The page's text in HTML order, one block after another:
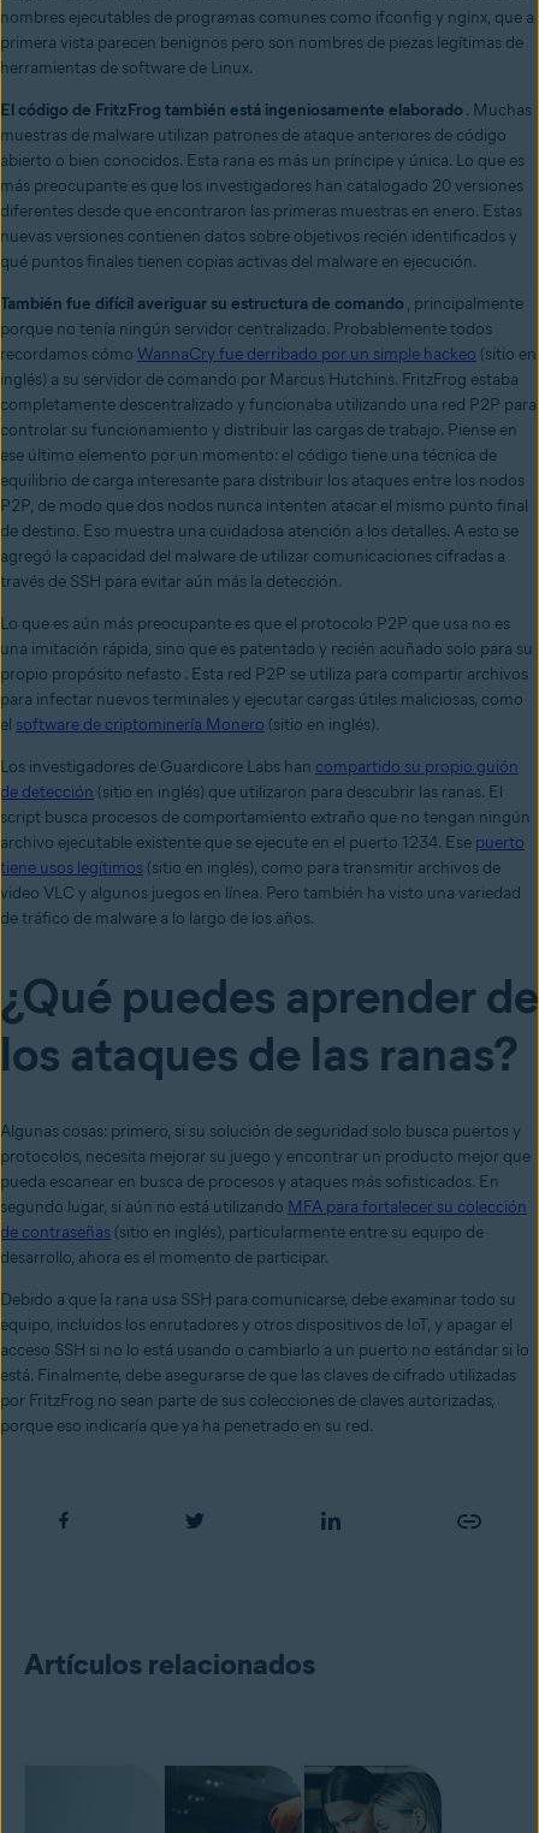
nombres ejecutables de programas comunes como ifconfig y nginx, que a
primera vista parecen benignos pero son nombres de piezas legítimas de
herramientas de software de Linux.
El código de FritzFrog también está ingeniosamente elaborado . Muchas
muestras de malware utilizan patrones de ataque anteriores de código
abierto o bien conocidos. Esta rana es más un príncipe y única. Lo que es
más preocupante es que los investigadores han catalogado 20 versiones
diferentes desde que encontraron las primeras muestras en enero. Estas
nuevas versiones contienen datos sobre objetivos recién identificados y
qué puntos finales tienen copias activas del malware en ejecución.
También fue difícil averiguar su estructura de comando , principalmente
porque no tenía ningún servidor centralizado. Probablemente todos
recordamos cómo WannaCry fue derribado por un simple hackeo (sitio en
inglés) a su servidor de comando por Marcus Hutchins. FritzFrog estaba
completamente descentralizado y funcionaba utilizando una red P2P para
controlar su funcionamiento y distribuir las cargas de trabajo. Piense en
ese último elemento por un momento: el código tiene una técnica de
equilibrio de carga interesante para distribuir los ataques entre los nodos
P2P, de modo que dos nodos nunca intenten atacar el mismo punto final
de destino. Eso muestra una cuidadosa atención a los detalles. A esto se
agregó la capacidad del malware de utilizar comunicaciones cifradas a
través de SSH para evitar aún más la detección.
Lo que es aún más preocupante es que el protocolo P2P que usa no es
una imitación rápida, sino que es patentado y recién acuñado solo para su
propio propósito nefasto . Esta red P2P se utiliza para compartir archivos
para infectar nuevos terminales y ejecutar cargas útiles maliciosas, como
el software de criptominería Monero (sitio en inglés).
Los investigadores de Guardicore Labs han compartido su propio guión
de detección (sitio en inglés) que utilizaron para descubrir las ranas. El
script busca procesos de comportamiento extraño que no tengan ningún
archivo ejecutable existente que se ejecute en el puerto 1234. Ese puerto
tiene usos legítimos (sitio en inglés), como para transmitir archivos de
video VLC y algunos juegos en línea. Pero también ha visto una variedad
de tráfico de malware a lo largo de los años.
¿Qué puedes aprender de
los ataques de las ranas?
Algunas cosas: primero, si su solución de seguridad solo busca puertos y
protocolos, necesita mejorar su juego y encontrar un producto mejor que
pueda escanear en busca de procesos y ataques más sofisticados. En
segundo lugar, si aún no está utilizando MFA para fortalecer su colección
de contraseñas (sitio en inglés), particularmente entre su equipo de
desarrollo, ahora es el momento de participar.
Debido a que la rana usa SSH para comunicarse, debe examinar todo su
equipo, incluidos los enrutadores y otros dispositivos de IoT, y apagar el
acceso SSH si no lo está usando o cambiarlo a un puerto no estándar si lo
está. Finalmente, debe asegurarse de que las claves de cifrado utilizadas
por FritzFrog no sean parte de sus colecciones de claves autorizadas,
porque eso indicaría que ya ha penetrado en su red.
Artículos relacionados